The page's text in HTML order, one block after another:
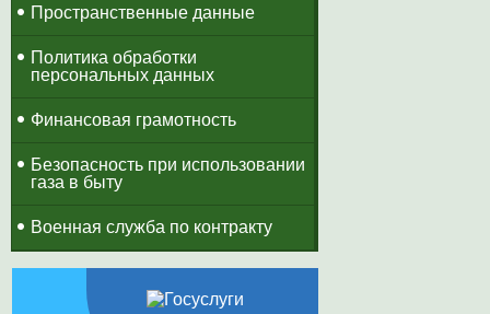
Пространственные данные
Политика обработки
персональных данных
Финансовая грамотность
Безопасность при использовании
газа в быту
Военная служба по контракту